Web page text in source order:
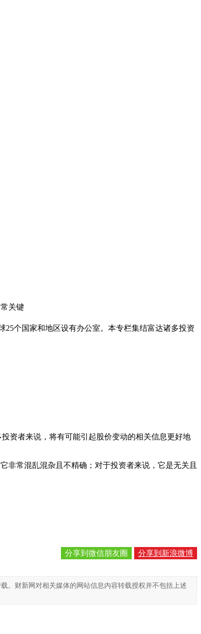
关键
25个国家和地区设有办公室。本专栏集结富达诸多投资
资者来说，将有可能引起股价变动的相关信息更好地
常混乱混杂且不精确；对于投资者来说，它是无关且
分享到新浪微博
分享到微信朋友圈
。财新网对相关媒体的网站信息内容转载授权并不包括上述